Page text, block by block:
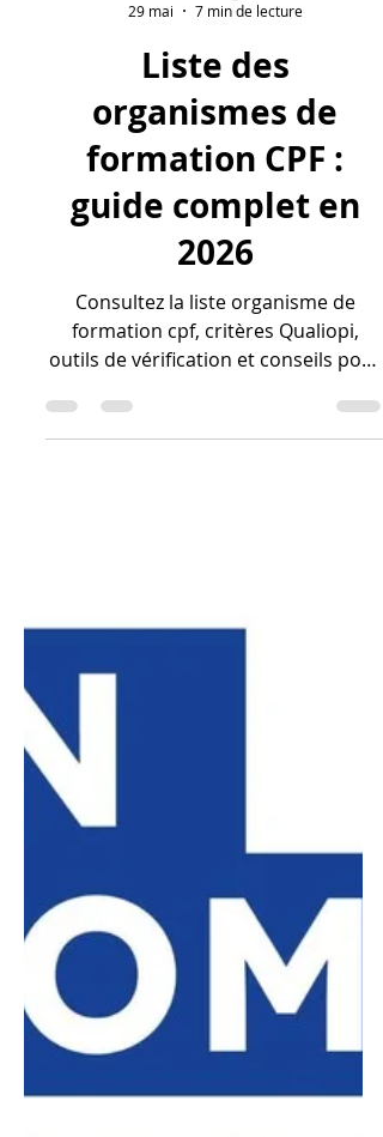
29 mai
7 min de lecture
Liste des
organismes de
formation CPF :
guide complet en
2026
Consultez la liste organisme de
formation cpf, critères Qualiopi,
outils de vérification et conseils pour